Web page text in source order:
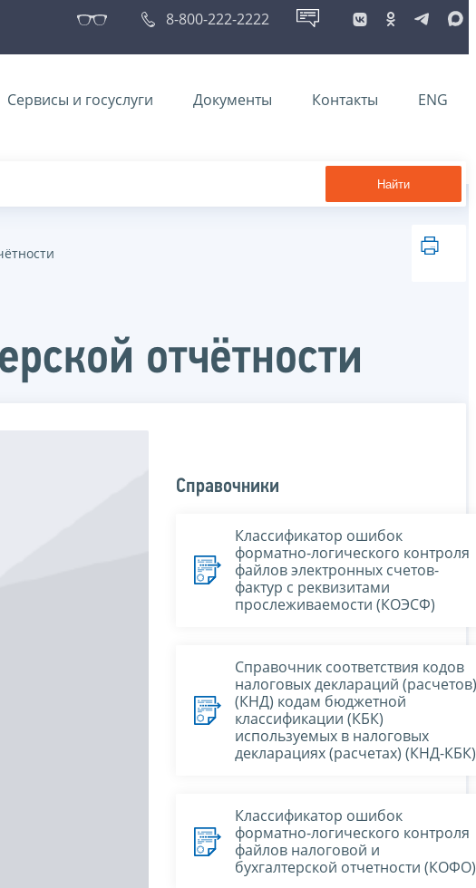
8-800-222-2222
Сервисы и госуслуги Документы Контакты ENG
Найти
отчётности
Справочники
Классификатор ошибок
форматно-логического контроля
файлов электронных счетов-
фактур с реквизитами
прослеживаемости (КОЭСФ)
Справочник соответствия кодов
налоговых деклараций (расчетов)
(КНД) кодам бюджетной
классификации (КБК)
используемых в налоговых
декларациях (расчетах) (КНД-КБК)
Классификатор ошибок
форматно-логического контроля
файлов налоговой и
бухгалтерской отчетности (КОФО)